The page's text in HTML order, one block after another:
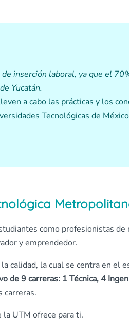
inserción laboral, ya que el
Yucatán.
a cabo las prácticas y los
Tecnológicas de
como profesionistas
y emprendedor.
calidad, la cual se centra en el
de 9 carreras: 1 Técnica, 4
carreras.
UTM ofrece para ti.